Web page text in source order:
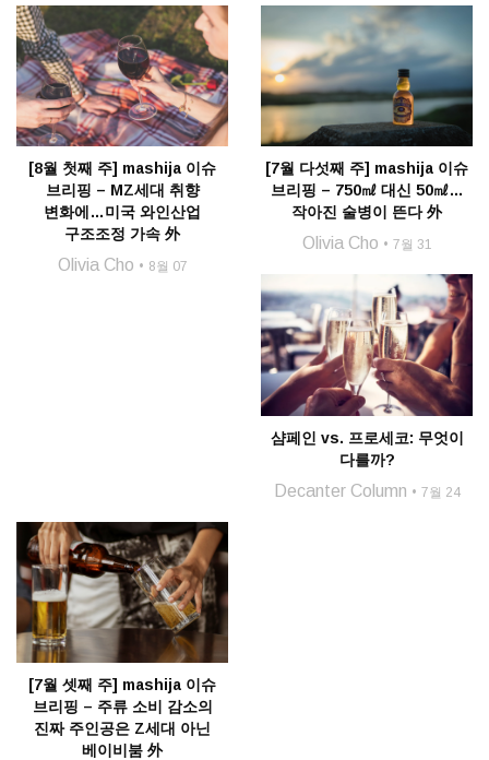
[8월 첫째 주] mashija 이슈
브리핑 – MZ세대 취향
변화에…미국 와인산업
구조조정 가속 外
Olivia Cho 8월 07
[7월 다섯째 주] mashija 이슈
브리핑 – 750㎖ 대신 50㎖…
작아진 술병이 뜬다 外
Olivia Cho 7월 31
샴페인 vs. 프로세코: 무엇이
다를까?
Decanter Column 7월 24
[7월 셋째 주] mashija 이슈
브리핑 – 주류 소비 감소의
진짜 주인공은 Z세대 아닌
베이비붐 外